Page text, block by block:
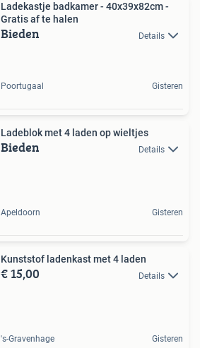
Ladekastje badkamer - 40x39x82cm -
Gratis af te halen
Bieden Details
Poortugaal Gisteren
Ladeblok met 4 laden op wieltjes
Bieden Details
Apeldoorn Gisteren
Kunststof ladenkast met 4 laden
€ 15,00 Details
's-Gravenhage Gisteren